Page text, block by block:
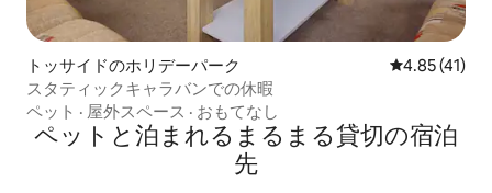
トッサイドのホリデーパーク レビュー41
4.85 (41)
スタティックキャラバンでの休暇
ペット · 屋外スペース · おもてなし
ペットと泊まれるまるまる貸切の宿泊
先